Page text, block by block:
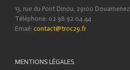
13, rue du Pont Dinou, 29100 Douarnenez
Téléphone: 02 98 92 04 44
Email: contact@troc29.fr
MENTIONS LÉGALES